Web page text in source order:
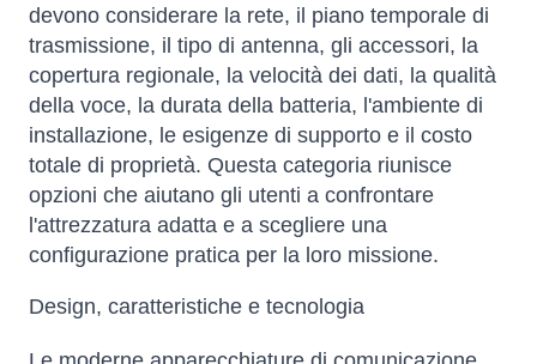
devono considerare la rete, il piano temporale di
trasmissione, il tipo di antenna, gli accessori, la
copertura regionale, la velocità dei dati, la qualità
della voce, la durata della batteria, l'ambiente di
installazione, le esigenze di supporto e il costo
totale di proprietà. Questa categoria riunisce
opzioni che aiutano gli utenti a confrontare
l'attrezzatura adatta e a scegliere una
configurazione pratica per la loro missione.
Design, caratteristiche e tecnologia